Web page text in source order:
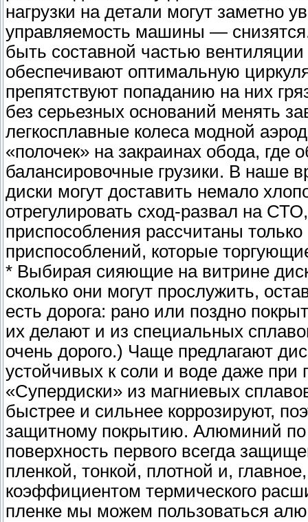
нагрузки на детали могут заметно
управляемость машины —
быть составной частью
обеспечивают оптимальную
препятствуют попаданию на них
без серьезных оснований менять
легкосплавные колеса модной
«полочек» на закраинах обода, где
балансировочные грузики. В наше
диски могут доставить немало
отрегулировать сход-развал на
приспособления рассчитаны
приспособлений, которые
* Выбирая сияющие на витрине
сколько они могут прослужить,
есть дорога: рано или поздно
их делают и из специальных
очень дорого.) Чаще предлагают
устойчивых к соли и воде даже
«Супердиски» из магниевых
быстрее и сильнее коррозируют,
защитному покрытию. Алюминий по
поверхность первого всегда
пленкой, тонкой, плотной и,
коэффициентом термического
пленке мы можем пользоваться